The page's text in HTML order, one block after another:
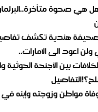
هي صحوة
هندية تكشف
اعود الى الامارات..
بين الأجنحة
مواطن وزوجته وإبنه